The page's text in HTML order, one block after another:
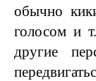
обычно
голосом и
другие